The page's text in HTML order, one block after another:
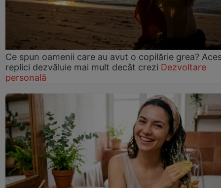
Ce spun oamenii care au avut o copilărie grea?
replici dezvăluie mai mult decât crezi Dezvoltare
personală